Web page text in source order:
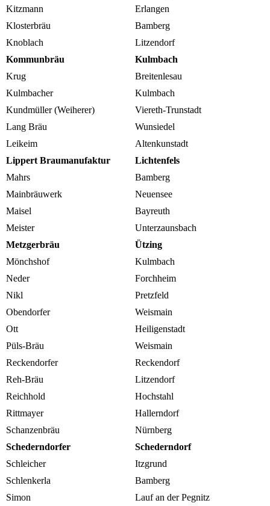
Kitzmann
Erlangen
Klosterbräu
Bamberg
Knoblach
Litzendorf
Kommunbräu
Kulmbach
Krug
Breitenlesau
Kulmbacher
Kulmbach
Kundmüller (Weiherer)
Viereth-Trunstadt
Lang Bräu
Wunsiedel
Leikeim
Altenkunstadt
Lippert Braumanufaktur
Lichtenfels
Mahrs
Bamberg
Mainbräuwerk
Neuensee
Maisel
Bayreuth
Meister
Unterzaunsbach
Metzgerbräu
Ützing
Mönchshof
Kulmbach
Neder
Forchheim
Nikl
Pretzfeld
Obendorfer
Weismain
Ott
Heiligenstadt
Püls-Bräu
Weismain
Reckendorfer
Reckendorf
Reh-Bräu
Litzendorf
Reichhold
Hochstahl
Rittmayer
Hallerndorf
Schanzenbräu
Nürnberg
Schederndorfer
Schederndorf
Schleicher
Itzgrund
Schlenkerla
Bamberg
Simon
Lauf an der Pegnitz